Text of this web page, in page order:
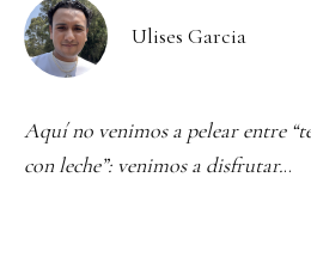
Ulises Garcia
Aquí no venimos a pelear entre
con leche”: venimos a disfrutar...